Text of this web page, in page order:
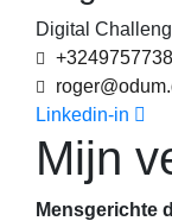
Digital
Linkedin-in
Mijn
Mensgerichte